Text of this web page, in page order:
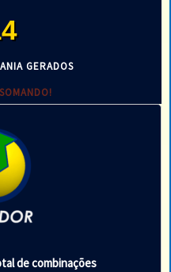
GERADOS
de combinações